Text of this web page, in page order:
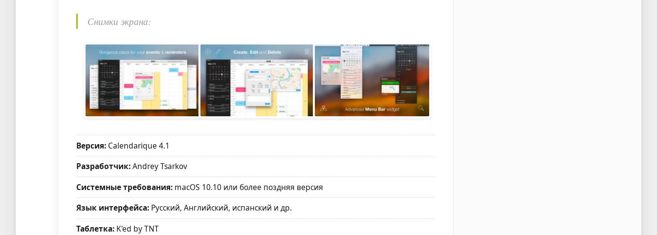
Снимки экрана:
Версия: Calendarique 4.1
Разработчик:Andrey Tsarkov
Системные требования: macOS 10.10 или более поздняя версия
Язык интерфейса: Русский, Английский, испанский и др.
Таблетка: K'ed by TNT